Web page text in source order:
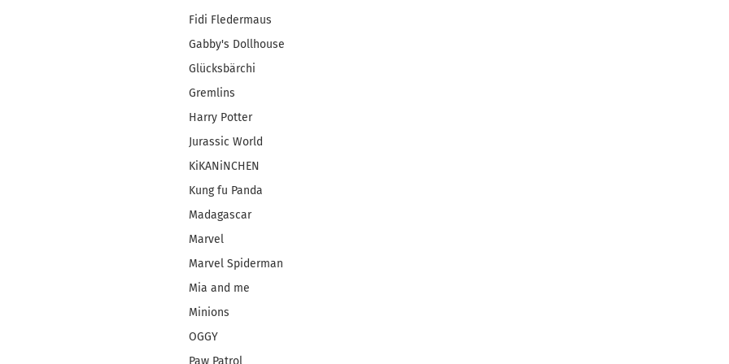
Fidi Fledermaus
Gabby's Dollhouse
Glücksbärchi
Gremlins
Harry Potter
Jurassic World
KiKANiNCHEN
Kung fu Panda
Madagascar
Marvel
Marvel Spiderman
Mia and me
Minions
OGGY
Paw Patrol